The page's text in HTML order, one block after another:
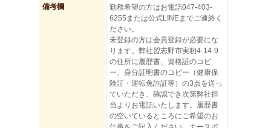
備考欄
勤務希望の方はお電話047-403-
6255または公式LINEまでご連絡く
ださい。
未登録の方は会員登録が必要にな
ります。弊社習志野市実籾4-14-9
の住所に履歴書、資格証のコピ
ー、身分証明書のコピー（健康保
険証・運転免許証等）の3点を送っ
ていただき、確認でき次第弊社担
当よりお電話いたします。履歴書
の空いているところにご希望のお